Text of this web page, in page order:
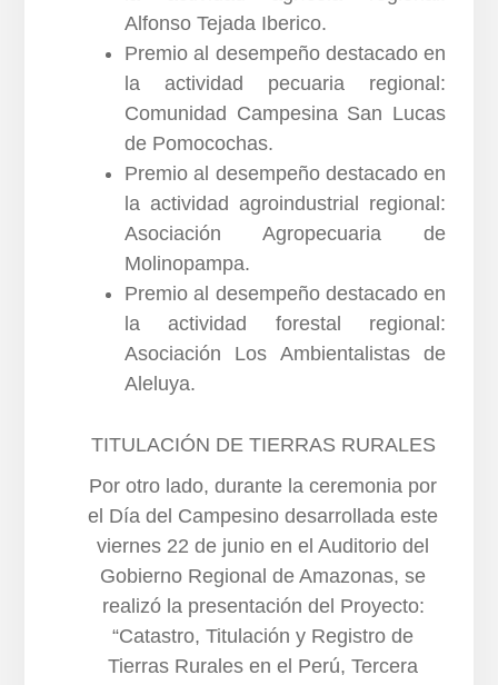
Alfonso Tejada Iberico.
Premio al desempeño destacado en
la actividad pecuaria regional:
Comunidad Campesina San Lucas
de Pomocochas.
Premio al desempeño destacado en
la actividad agroindustrial regional:
Asociación Agropecuaria de
Molinopampa.
Premio al desempeño destacado en
la actividad forestal regional:
Asociación Los Ambientalistas de
Aleluya.
TITULACIÓN DE TIERRAS RURALES
Por otro lado, durante la ceremonia por
el Día del Campesino desarrollada este
viernes 22 de junio en el Auditorio del
Gobierno Regional de Amazonas, se
realizó la presentación del Proyecto:
“Catastro, Titulación y Registro de
Tierras Rurales en el Perú, Tercera